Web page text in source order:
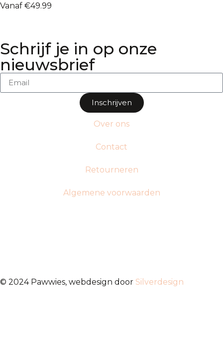
Vanaf €49.99
Schrijf je in op onze
nieuwsbrief
Inschrijven
Over ons
Contact
Retourneren
Algemene voorwaarden
© 2024 Pawwies, webdesign door Silverdesign